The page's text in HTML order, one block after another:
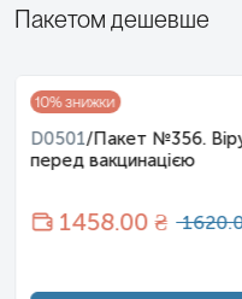
Пакетом дешевше
10% знижки
D0501/Пакет №356.
перед вакцинацією
1458.00 ₴